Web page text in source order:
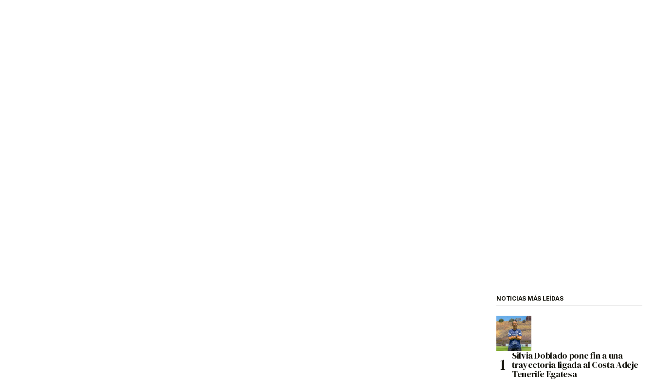
NOTICIAS MÁS LEÍDAS
Silvia Doblado pone fin a una
trayectoria ligada al Costa Adeje
Tenerife Egatesa